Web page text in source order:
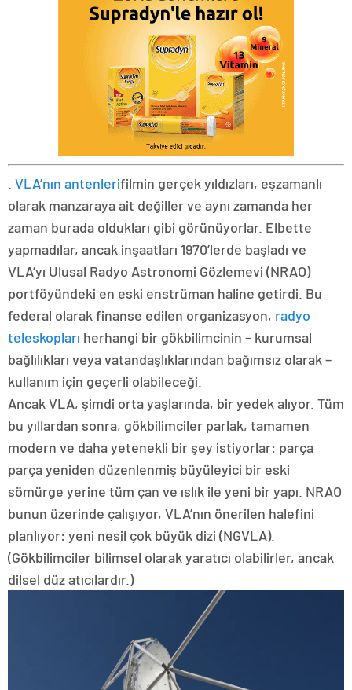
VLA’nın antenlerifilmin gerçek yıldızları, eşzamanlı
olarak manzaraya ait değiller ve aynı zamanda her
zaman burada oldukları gibi görünüyorlar. Elbette
yapmadılar, ancak inşaatları 1970’lerde başladı ve
VLA’yı Ulusal Radyo Astronomi Gözlemevi (NRAO)
portföyündeki en eski enstrüman haline getirdi. Bu
federal olarak finanse edilen organizasyon, radyo
teleskopları herhangi bir gökbilimcinin – kurumsal
bağlılıkları veya vatandaşlıklarından bağımsız olarak –
kullanım için geçerli olabileceği.
Ancak VLA, şimdi orta yaşlarında, bir yedek alıyor. Tüm
bu yıllardan sonra, gökbilimciler parlak, tamamen
modern ve daha yetenekli bir şey istiyorlar: parça
parça yeniden düzenlenmiş büyüleyici bir eski
sömürge yerine tüm çan ve ıslık ile yeni bir yapı. NRAO
bunun üzerinde çalışıyor, VLA’nın önerilen halefini
planlıyor: yeni nesil çok büyük dizi (NGVLA).
(Gökbilimciler bilimsel olarak yaratıcı olabilirler, ancak
dilsel düz atıcılardır.)